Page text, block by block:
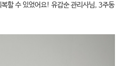
할 수 있었어요! 유갑순 관리사님, 3주동